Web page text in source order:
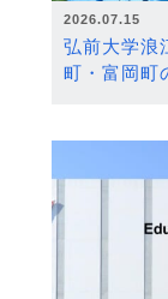
2026.07.15
弘前大学
町・富岡町